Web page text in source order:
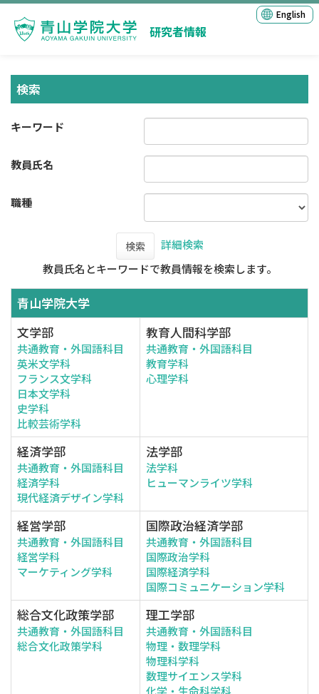
研究者情報
English
検索
キーワード
教員氏名
職種
検索
詳細検索
教員氏名とキーワードで教員情報を検索します。
青山学院大学
文学部
共通教育・外国語科目
英米文学科
フランス文学科
日本文学科
史学科
比較芸術学科
教育人間科学部
共通教育・外国語科目
教育学科
心理学科
経済学部
共通教育・外国語科目
経済学科
現代経済デザイン学科
法学部
法学科
ヒューマンライツ学科
経営学部
共通教育・外国語科目
経営学科
マーケティング学科
国際政治経済学部
共通教育・外国語科目
国際政治学科
国際経済学科
国際コミュニケーション学科
総合文化政策学部
共通教育・外国語科目
総合文化政策学科
理工学部
共通教育・外国語科目
物理・数理学科
物理科学科
数理サイエンス学科
化学・生命科学科